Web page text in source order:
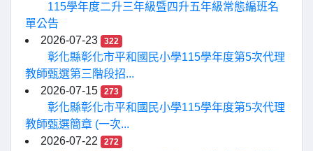
115學年度二升三年級暨四升五年級常態編班名
單公告
2026-07-23
322
彰化縣彰化市平和國民小學115學年度第5次代理
教師甄選第三階段招...
2026-07-15
273
彰化縣彰化市平和國民小學115學年度第5次代理
教師甄選簡章 (一次...
2026-07-22
272